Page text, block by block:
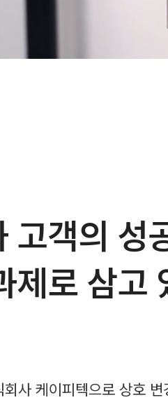
고객의 성
제로 삼고
사 케이피텍으로 상호